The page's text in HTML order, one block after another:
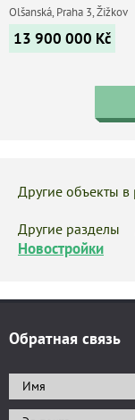
Olšanská, Praha 3, Žižkov
13 900 000 Kč
Другие объекты в
Другие разделы
Новостройки
Обратная связь